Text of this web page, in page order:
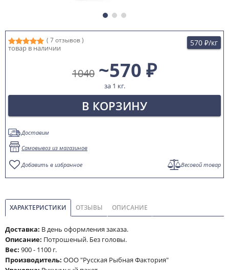
( 7 отзывов )
товар в наличии
570 ₽/кг
1040 ~570 ₽
за 1 кг.
В КОРЗИНУ
Доставим
Самовывоз из магазинов
Добавить в избранное Весовой товар
ХАРАКТЕРИСТИКИ ОТЗЫВЫ ОПИСАНИЕ
Доставка: В день оформления заказа.
Описание: Потрошеный. Без головы.
Вес: 900 - 1100 г.
Производитель: ООО "Русская Рыбная Фактория"